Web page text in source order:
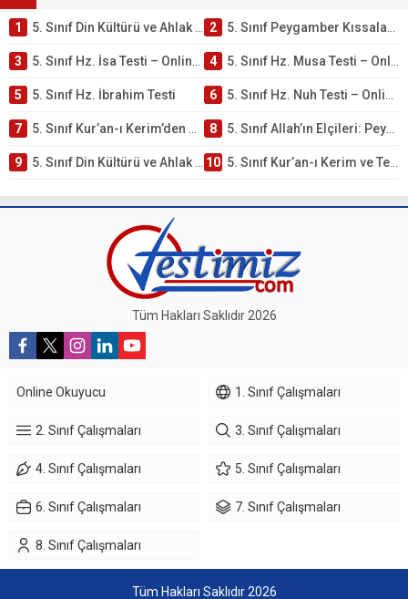
1 5. Sınıf Din Kültürü ve Ahlak Bilgisi 4. Ünite: Peygamber Kıssaları Çalışmaları 2 5. Sınıf Peygamber Kıssaları Ünite Testi – Online Çöz
3 5. Sınıf Hz. İsa Testi – Online Çöz 4 5. Sınıf Hz. Musa Testi – Online Çöz
5 5. Sınıf Hz. İbrahim Testi 6 5. Sınıf Hz. Nuh Testi – Online Çöz
7 5. Sınıf Kur’an-ı Kerim’den Öğütler – Peygamber Kıssaları Testi – Online Çöz 8 5. Sınıf Allah’ın Elçileri: Peygamberler Testi – Online Çöz
9 5. Sınıf Din Kültürü ve Ahlak Bilgisi 3. Ünite: Kur’an-ı Kerim Çalışmaları 10 5. Sınıf Kur’an-ı Kerim ve Temel Özellikleri Testi – Online Çöz
Tüm Hakları Saklıdır 2026
Online Okuyucu 1. Sınıf Çalışmaları
2. Sınıf Çalışmaları 3. Sınıf Çalışmaları
4. Sınıf Çalışmaları 5. Sınıf Çalışmaları
6. Sınıf Çalışmaları 7. Sınıf Çalışmaları
8. Sınıf Çalışmaları
Tüm Hakları Saklıdır 2026